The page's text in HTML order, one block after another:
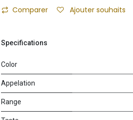
Comparer Ajouter souhaits
Specifications
Color
Appelation
Range